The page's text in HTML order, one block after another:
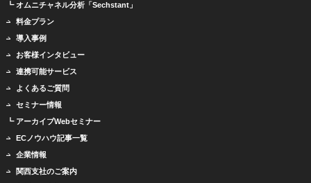
┗ オムニチャネル分析「Sechstant」
料金プラン
導入事例
お客様インタビュー
連携可能サービス
よくあるご質問
セミナー情報
┗ アーカイブWebセミナー
ECノウハウ記事一覧
企業情報
関西支社のご案内